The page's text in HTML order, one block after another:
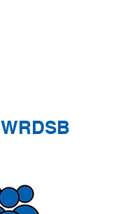
ثبت نام در WRDSB